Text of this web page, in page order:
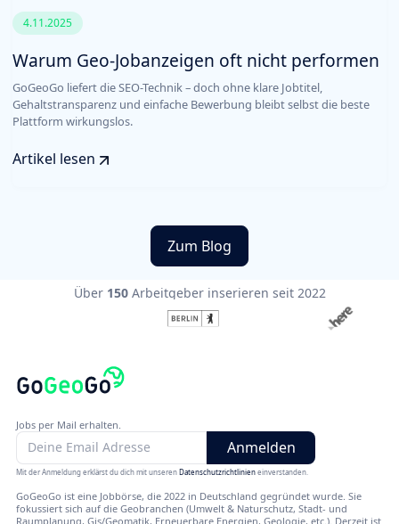
4.11.2025
Warum Geo-Jobanzeigen oft nicht performen
GoGeoGo liefert die SEO-Technik – doch ohne klare Jobtitel,
Gehaltstransparenz und einfache Bewerbung bleibt selbst die beste
Plattform wirkungslos.
Artikel lesen
Zum Blog
Über150 Arbeitgeber inserieren seit 2022
Jobs per Mail erhalten.
Mit der Anmeldung erklärst du dich mit unseren Datenschutzrichtlinieneinverstanden.
GoGeoGo ist eine Jobbörse, die 2022 in Deutschland gegründet wurde. Sie
fokussiert sich auf die Geobranchen (Umwelt & Naturschutz, Stadt- und
Raumplanung, Gis/Geomatik, Erneuerbare Energien, Geologie, etc.). Derzeit ist